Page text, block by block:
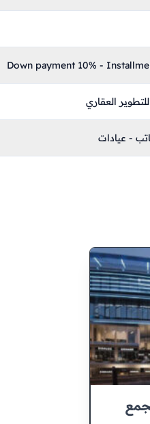
Down payment 10% -
العقاري
- عيادات